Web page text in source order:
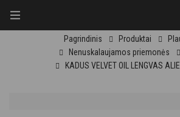
Pagrindinis Produktai
Nenuskalaujamos priemonės
KADUS VELVET OIL LENGVAS